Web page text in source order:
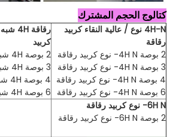
كتالوج الحجم المشترك
4H-N نوع / عالية النقاء كربيد
رقاقة
2 بوصة 4H N- نوع كربيد رقاقة
3 بوصة 4H N- نوع كربيد رقاقة
4 بوصة 4H N- نوع كربيد رقاقة
6 بوصة 4H N- نوع كربيد رقاقة
رقاقة 4H شبه عازلة / عالية النقاء
كربيد
2 بوصة 4H شبه العازلة كربيد رقاقة
3 بوصة 4H شبه العازلة كربيد رقاقة
4 بوصة 4H شبه العازلة كربيد رقاقة
6 بوصة 4H شبه العازلة كربيد رقاقة
6H N- نوع كربيد رقاقة
2 بوصة 6H N- نوع كربيد رقاقة